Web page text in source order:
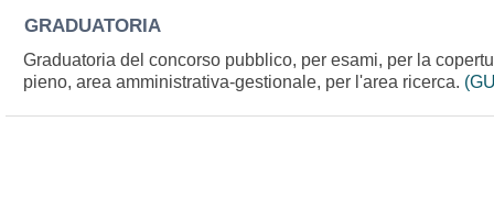
GRADUATORIA
Graduatoria del concorso pubblico, per esami, per la
pieno, area amministrativa-gestionale, per l'area ricerca.